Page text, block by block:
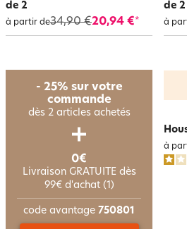
de 2
à partir de34,90 €20,94 €*
de 2
à
à
- 25% sur votre
commande
dès 2 articles achetés
0€
Livraison GRATUITE dès
99€ d'achat (1)
code avantage 750801